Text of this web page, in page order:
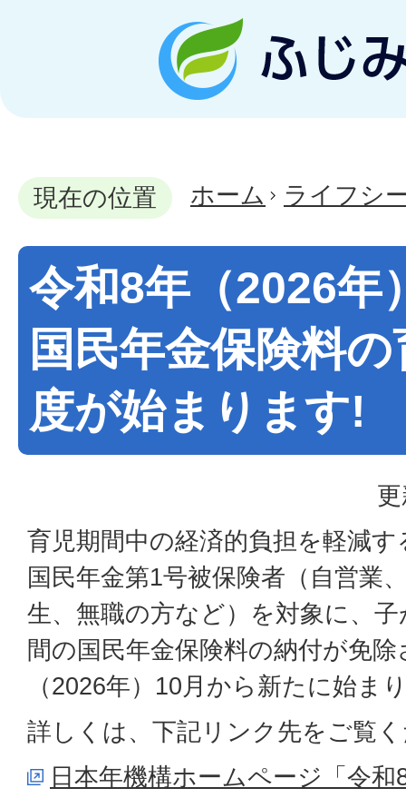
現在の位置 ホーム ライフシ
令和8年（2026年
国民年金保険料
度が始まります!
育児期間中の経済的負担を軽減
国民年金第1号被保険者（自営業
生、無職の方など）を対象に、
間の国民年金保険料の納付が免
（2026年）10月から新たに始ま
詳しくは、下記リンク先をご覧
日本年機構ホームページ「令